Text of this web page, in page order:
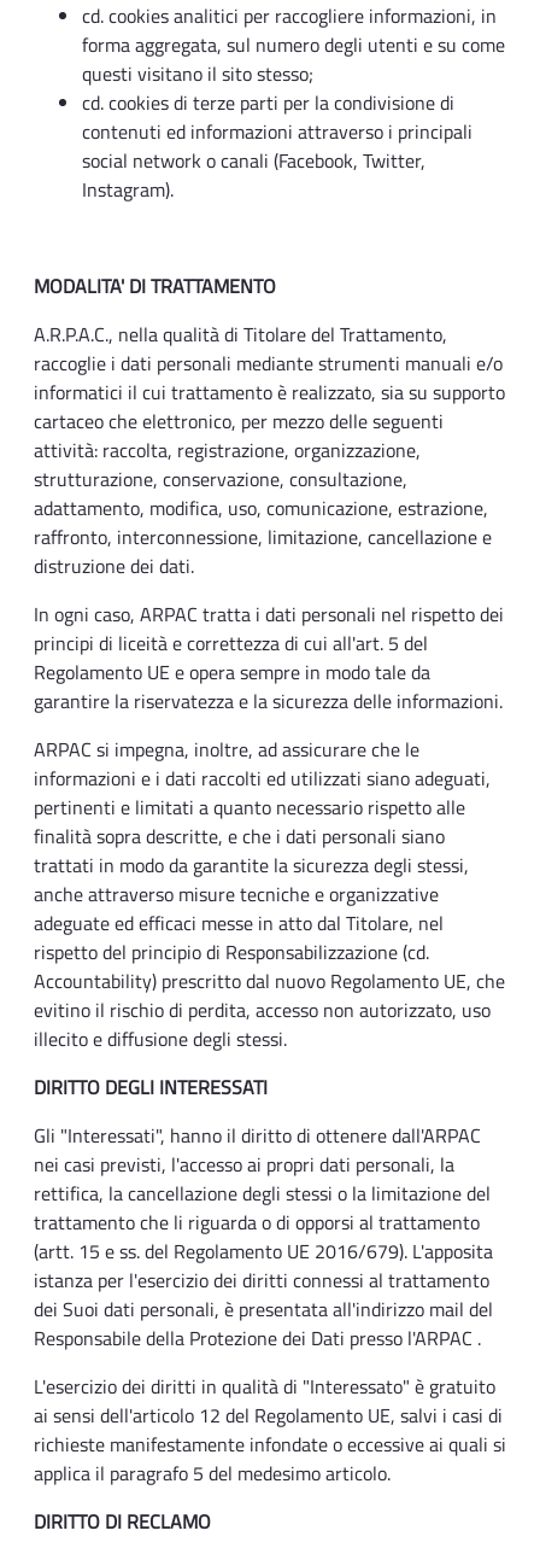
cd. cookies analitici per raccogliere informazioni, in
forma aggregata, sul numero degli utenti e su come
questi visitano il sito stesso;
cd. cookies di terze parti per la condivisione di
contenuti ed informazioni attraverso i principali
social network o canali (Facebook, Twitter,
Instagram).
MODALITA' DI TRATTAMENTO
A.R.P.A.C., nella qualità di Titolare del Trattamento,
raccoglie i dati personali mediante strumenti manuali e/o
informatici il cui trattamento è realizzato, sia su supporto
cartaceo che elettronico, per mezzo delle seguenti
attività: raccolta, registrazione, organizzazione,
strutturazione, conservazione, consultazione,
adattamento, modifica, uso, comunicazione, estrazione,
raffronto, interconnessione, limitazione, cancellazione e
distruzione dei dati.
In ogni caso, ARPAC tratta i dati personali nel rispetto dei
principi di liceità e correttezza di cui all'art. 5 del
Regolamento UE e opera sempre in modo tale da
garantire la riservatezza e la sicurezza delle informazioni.
ARPAC si impegna, inoltre, ad assicurare che le
informazioni e i dati raccolti ed utilizzati siano adeguati,
pertinenti e limitati a quanto necessario rispetto alle
finalità sopra descritte, e che i dati personali siano
trattati in modo da garantite la sicurezza degli stessi,
anche attraverso misure tecniche e organizzative
adeguate ed efficaci messe in atto dal Titolare, nel
rispetto del principio di Responsabilizzazione (cd.
Accountability) prescritto dal nuovo Regolamento UE, che
evitino il rischio di perdita, accesso non autorizzato, uso
illecito e diffusione degli stessi.
DIRITTO DEGLI INTERESSATI
Gli "Interessati", hanno il diritto di ottenere dall'ARPAC
nei casi previsti, l'accesso ai propri dati personali, la
rettifica, la cancellazione degli stessi o la limitazione del
trattamento che li riguarda o di opporsi al trattamento
(artt. 15 e ss. del Regolamento UE 2016/679). L'apposita
istanza per l'esercizio dei diritti connessi al trattamento
dei Suoi dati personali, è presentata all'indirizzo mail del
Responsabile della Protezione dei Dati presso l'ARPAC .
L'esercizio dei diritti in qualità di "Interessato" è gratuito
ai sensi dell'articolo 12 del Regolamento UE, salvi i casi di
richieste manifestamente infondate o eccessive ai quali si
applica il paragrafo 5 del medesimo articolo.
DIRITTO DI RECLAMO